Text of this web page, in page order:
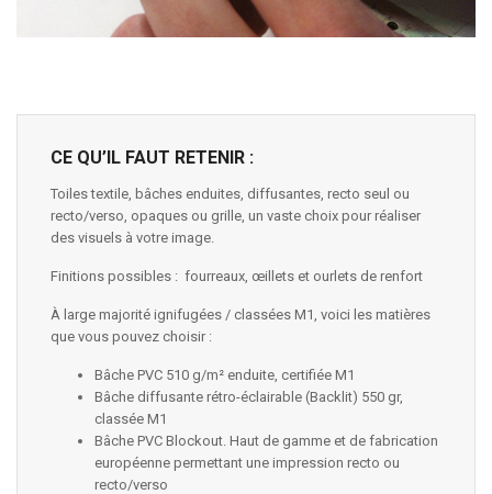
CE QU’IL FAUT RETENIR :
Toiles textile, bâches enduites, diffusantes, recto seul ou
recto/verso, opaques ou grille, un vaste choix pour réaliser
des visuels à votre image.
Finitions possibles : fourreaux, œillets et ourlets de renfort
À large majorité ignifugées / classées M1, voici les matières
que vous pouvez choisir :
Bâche PVC 510 g/m² enduite, certifiée M1
Bâche diffusante rétro-éclairable (Backlit) 550 gr,
classée M1
Bâche PVC Blockout. Haut de gamme et de fabrication
européenne permettant une impression recto ou
recto/verso